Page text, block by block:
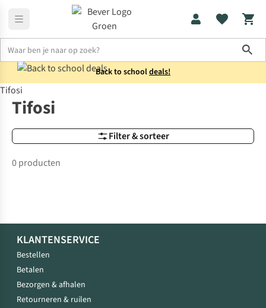
Back to schooldeals!
Merken Tifosi
Tifosi
Filter & sorteer
Tifosi
0 producten
KLANTENSERVICE
Bestellen
Betalen
Bezorgen & afhalen
Retourneren & ruilen